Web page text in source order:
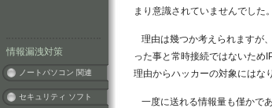
情報漏洩対策
ノートパソコン 関連
セキュリティ ソフト
まり意識されていませんでした。
理由は幾つか考えられますが
った事と常時接続ではないため
理由からハッカーの対象にはな
一度に送れる情報量も僅かで